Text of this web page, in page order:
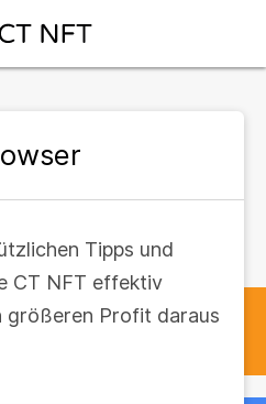
Tipps und
CT NFT effektiv
größeren Profit daraus